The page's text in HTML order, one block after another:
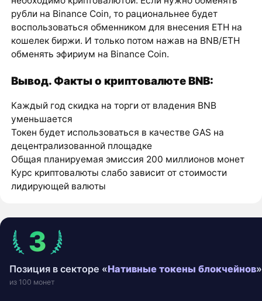
рубли на Binance Coin, то рациональнее будет
воспользоваться обменником для внесения ETH на
кошелек биржи. И только потом нажав на BNB/ETH
обменять эфириум на Binance Coin.
Вывод. Факты о криптовалюте BNB:
Каждый год скидка на торги от владения BNB
уменьшается
Токен будет использоваться в качестве GAS на
децентрализованной площадке
Общая планируемая эмиссия 200 миллионов монет
Курс криптовалюты слабо зависит от стоимости
лидирующей валюты
3
Позиция в секторе «Нативные токены блокчейнов»
из 100 монет